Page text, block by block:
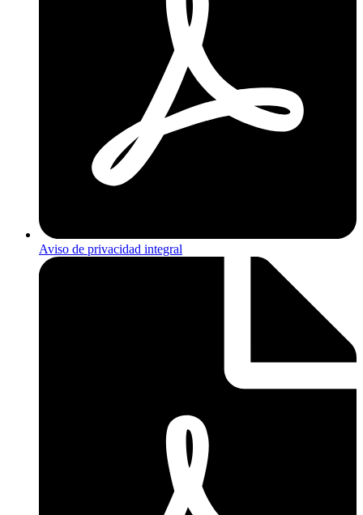
Aviso de privacidad integral